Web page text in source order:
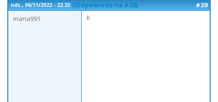
ndz., 06/11/2022 - 22:23 (Odpowiedz na #38)
#39
maria991
K